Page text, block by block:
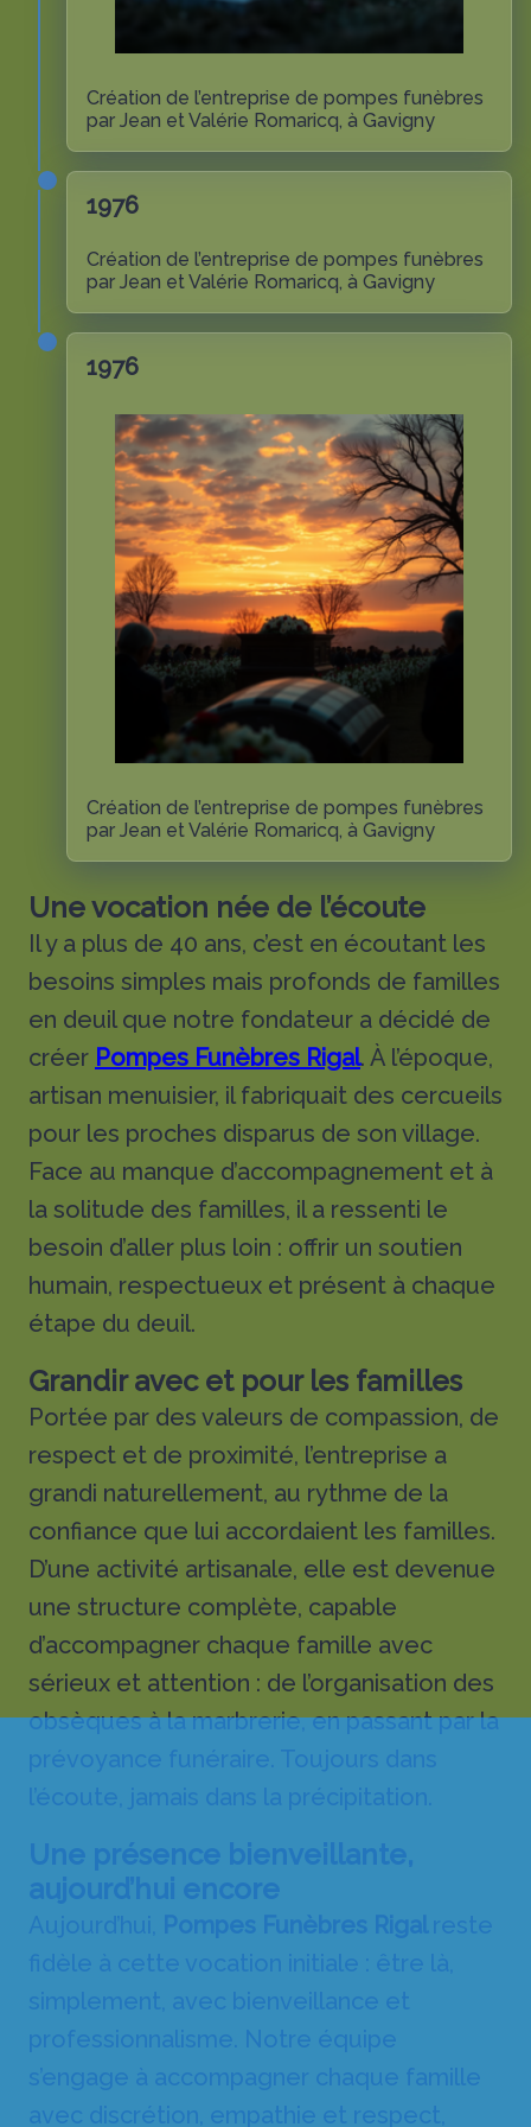
Création de l’entreprise de pompes funèbres
par Jean et Valérie Romaricq, à Gavigny
1976
Création de l’entreprise de pompes funèbres
par Jean et Valérie Romaricq, à Gavigny
1976
Création de l’entreprise de pompes funèbres
par Jean et Valérie Romaricq, à Gavigny
Une vocation née de l’écoute
Il y a plus de 40 ans, c’est en écoutant les
besoins simples mais profonds de familles
en deuil que notre fondateur a décidé de
créer Pompes Funèbres Rigal. À l’époque,
artisan menuisier, il fabriquait des cercueils
pour les proches disparus de son village.
Face au manque d’accompagnement et à
la solitude des familles, il a ressenti le
besoin d’aller plus loin : offrir un soutien
humain, respectueux et présent à chaque
étape du deuil.
Grandir avec et pour les familles
Portée par des valeurs de compassion, de
respect et de proximité, l’entreprise a
grandi naturellement, au rythme de la
confiance que lui accordaient les familles.
D’une activité artisanale, elle est devenue
une structure complète, capable
d’accompagner chaque famille avec
sérieux et attention : de l’organisation des
obsèques à la marbrerie, en passant par la
prévoyance funéraire. Toujours dans
l’écoute, jamais dans la précipitation.
Une présence bienveillante,
aujourd’hui encore
Aujourd’hui, Pompes Funèbres Rigalreste
fidèle à cette vocation initiale : être là,
simplement, avec bienveillance et
professionnalisme. Notre équipe
s’engage à accompagner chaque famille
avec discrétion, empathie et respect,